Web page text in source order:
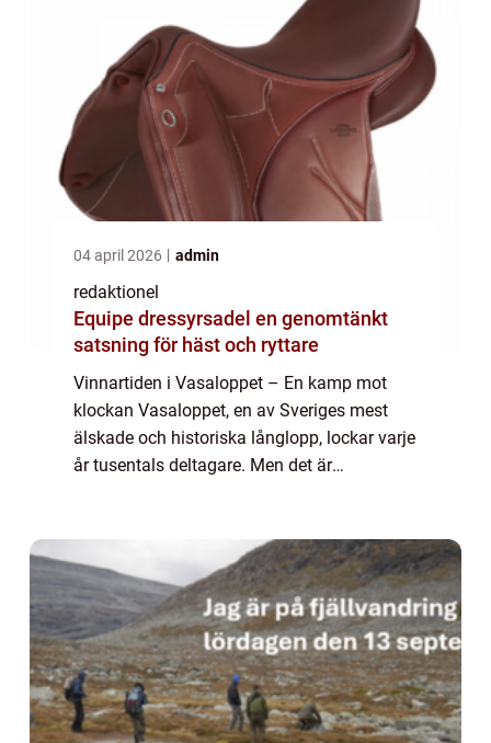
04 april 2026 admin
redaktionel
Equipe dressyrsadel en genomtänkt
satsning för häst och ryttare
Vinnartiden i Vasaloppet – En kamp mot
klockan Vasaloppet, en av Sveriges mest
älskade och historiska långlopp, lockar varje
år tusentals deltagare. Men det är